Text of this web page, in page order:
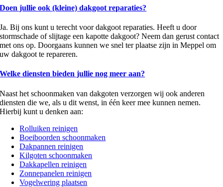
Doen jullie ook (kleine) dakgoot reparaties?
Ja. Bij ons kunt u terecht voor dakgoot reparaties. Heeft u door
stormschade of slijtage een kapotte dakgoot? Neem dan gerust contact
met ons op. Doorgaans kunnen we snel ter plaatse zijn in Meppel om
uw dakgoot te repareren.
Welke diensten bieden jullie nog meer aan?
Naast het schoonmaken van dakgoten verzorgen wij ook anderen
diensten die we, als u dit wenst, in één keer mee kunnen nemen.
Hierbij kunt u denken aan:
Rolluiken reinigen
Boeiboorden schoonmaken
Dakpannen reinigen
Kilgoten schoonmaken
Dakkapellen reinigen
Zonnepanelen reinigen
Vogelwering plaatsen